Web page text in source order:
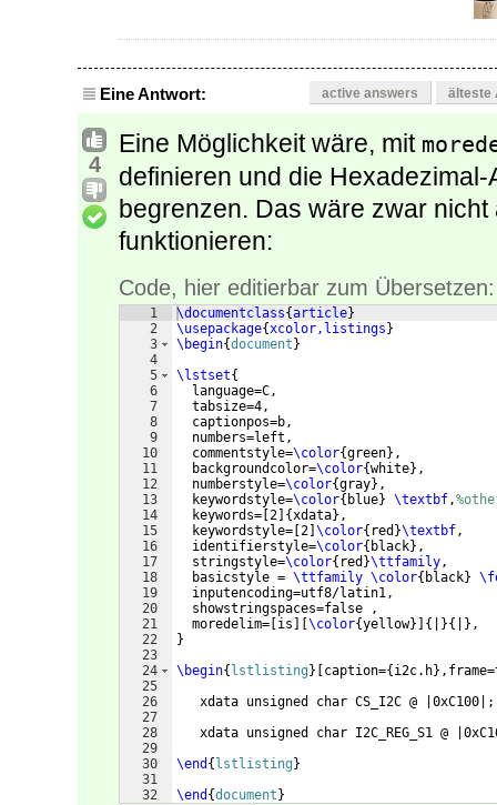
Eine Antwort: active answers älteste
4
Eine Möglichkeit wäre, mit
definieren und die
begrenzen. Das wäre zwar
funktionieren:
Code, hier editierbar zum Übersetzen:
1
2
3
4
5
6
7
8
9
10
11
12
13
14
15
16
17
18
19
20
21
22
23
24
25
26
27
28
29
30
31
32
\documentclass{article}
\usepackage{xcolor,listings }
\begin{document }
\lstset{
  language=C,
  tabsize=4,
  captionpos=b,
  numbers=left,
  commentstyle=
\color{green} ,
  backgroundcolor=
\color{white} ,
  numberstyle=
\color{gray} ,
  keywordstyle=
\color{ blue} \textbf,
  keywords=
2 {xdata} ,
  keywordstyle=
2 \color{ red }\textbf,
  identifierstyle=
\color{ black} ,
  stringstyle=
\color{ red }\ttfamily,
  basicstyle =
\ttfamily \color{ black}
  inputencoding=utf8/latin1,
  showstringspaces=false ,
  moredelim=
is \color{yellow}] { }{ } ,
}
\begin{ lstlisting }
   xdata unsigned char CS_I2C @ |0xC100|;
xdata unsigned char I2C_REG_S1 @
\end { lstlisting }
\end {document }